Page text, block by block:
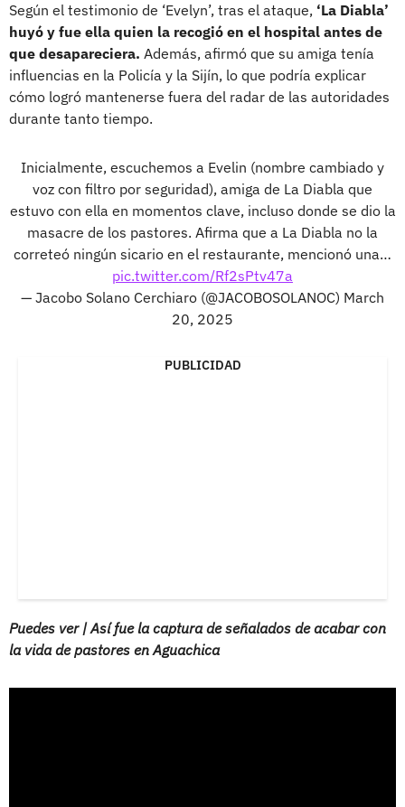
Según el testimonio de ‘Evelyn’, tras el ataque, ‘La Diabla’
huyó y fue ella quien la recogió en el hospital antes de
que desapareciera. Además, afirmó que su amiga tenía
influencias en la Policía y la Sijín, lo que podría explicar
cómo logró mantenerse fuera del radar de las autoridades
durante tanto tiempo.
Inicialmente, escuchemos a Evelin (nombre cambiado y
voz con filtro por seguridad), amiga de La Diabla que
estuvo con ella en momentos clave, incluso donde se dio la
masacre de los pastores. Afirma que a La Diabla no la
correteó ningún sicario en el restaurante, mencionó una…
pic.twitter.com/Rf2sPtv47a
— Jacobo Solano Cerchiaro (@JACOBOSOLANOC) March
20, 2025
PUBLICIDAD
Puedes ver | Así fue la captura de señalados de acabar con
la vida de pastores en Aguachica